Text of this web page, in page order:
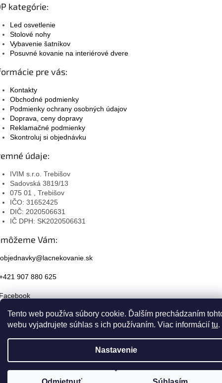
Tento web používa súbory cookie. Ďalším prechádzaním
webu vyjadrujete súhlas s ich používaním. Viac informácií tu.
Nastavenie
kategórie:
Led osvetlenie
Stolové nohy
Vybavenie šatníkov
Posuvné kovanie na interiérové dvere
pre vás:
Kontakty
Obchodné podmienky
Podmienky ochrany osobných údajov
Doprava, ceny dopravy
Reklamačné podmienky
Skontroluj si objednávku
údaje:
IVIM s.r.o. Trebišov
Sadovská 3819/13
075 01 , Trebišov
IČO: 31652425
DIČ: 2020506631
IČ DPH: SK2020506631
Vám:
objednavky@lacnekovanie.sk
907 880 625